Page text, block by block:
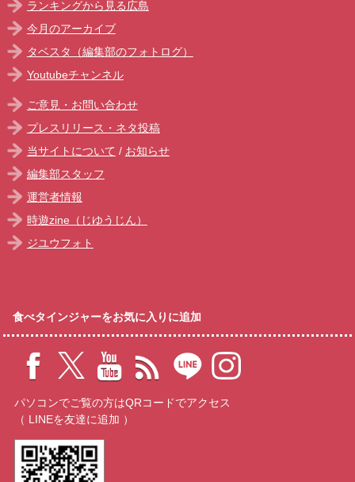
ランキングから見る広島
今月のアーカイブ
タベスタ（編集部のフォトログ）
Youtubeチャンネル
ご意見・お問い合わせ
プレスリリース・ネタ投稿
当サイトについて / お知らせ
編集部スタッフ
運営者情報
時遊zine（じゆうじん）
ジユウフォト
食べタインジャーをお気に入りに追加
パソコンでご覧の方はQRコードでアクセス
（ LINEを友達に追加 ）